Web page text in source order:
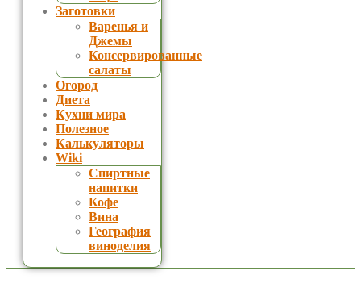
Заготовки
Варенья и
Джемы
Консервированные
салаты
Огород
Диета
Кухни мира
Полезное
Калькуляторы
Wiki
Спиртные
напитки
Кофе
Вина
География
виноделия